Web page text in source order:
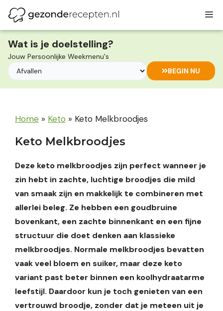
naar
de
inhoud
Wat is je doelstelling?
Jouw Persoonlijke Weekmenu's
BEGIN NU
Home » Keto » Keto Melkbroodjes
Keto Melkbroodjes
Deze keto melkbroodjes zijn perfect wanneer je
zin hebt in zachte, luchtige broodjes die mild
van smaak zijn en makkelijk te combineren met
allerlei beleg. Ze hebben een goudbruine
bovenkant, een zachte binnenkant en een fijne
structuur die doet denken aan klassieke
melkbroodjes. Normale melkbroodjes bevatten
vaak veel bloem en suiker, maar deze keto
variant past beter binnen een koolhydraatarme
leefstijl. Daardoor kun je toch genieten van een
vertrouwd broodje, zonder dat je meteen uit je